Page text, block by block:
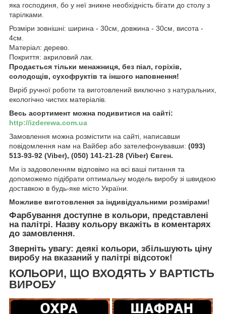
яка господиня, бо у неї зникне необхідність бігати до столу з
тарілками.
Розміри зовнішні: ширина - 30см, довжина - 30см, висота -
4см.
Матеріал: дерево.
Покриття: акриловий лак.
Продається тільки менажниця, без піал, горіхів,
солодощів, сухофруктів та іншого наповнення!
Виріб ручної роботи та виготовлений виключно з натуральних,
екологічно чистих матеріалів.
Весь асортимент можна подивитися на сайті:
http://izderewa.com.ua
Замовлення можна розмістити на сайті, написавши
повідомлення нам на Вайбер або зателефонувавши: (093)
513-93-92 (Viber), (050) 141-21-28 (Viber) Євген.
Ми із задоволенням відповімо на всі ваші питання та
допоможемо підібрати оптимальну модель виробу зі швидкою
доставкою в будь-яке місто України.
Можливе виготовлення за індивідуальними розмірами!
Фарбування доступне в кольори, представлені
на палітрі. Назву кольору вкажіть в коментарях
до замовлення.
Зверніть увагу: деякі кольори, збільшують ціну
виробу на вказаний у палітрі відсоток!
КОЛЬОРИ, ЩО ВХОДЯТЬ У ВАРТІСТЬ
ВИРОБУ